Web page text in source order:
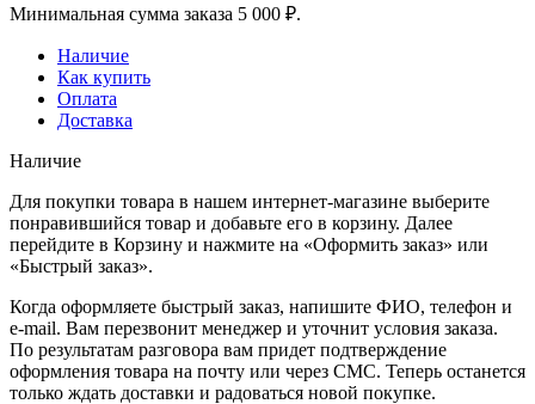
Минимальная сумма заказа 5 000 ₽.
Наличие
Как купить
Оплата
Доставка
Наличие
Для покупки товара в нашем интернет-магазине выберите
понравившийся товар и добавьте его в корзину. Далее
перейдите в Корзину и нажмите на «Оформить заказ» или
«Быстрый заказ».
Когда оформляете быстрый заказ, напишите ФИО, телефон и
e-mail. Вам перезвонит менеджер и уточнит условия заказа.
По результатам разговора вам придет подтверждение
оформления товара на почту или через СМС. Теперь останется
только ждать доставки и радоваться новой покупке.